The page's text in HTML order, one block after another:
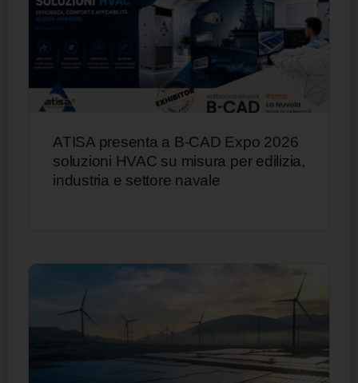
ATISA presenta a B-CAD Expo 2026
soluzioni HVAC su misura per edilizia,
industria e settore navale